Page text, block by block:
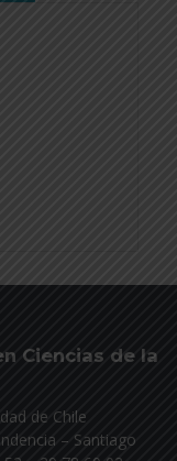
Ciencias de la
de Chile
– Santiago